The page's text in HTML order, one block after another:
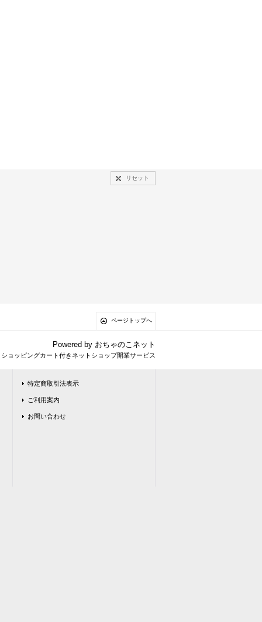
リセット
ページトップへ
Powered by おちゃのこネット
ョッピングカート付きネットショップ開業サービス
特定商取引法表示
ご利用案内
お問い合わせ